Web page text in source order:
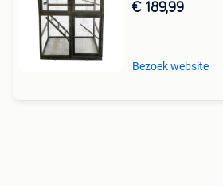
€ 189,99
Bezoek website